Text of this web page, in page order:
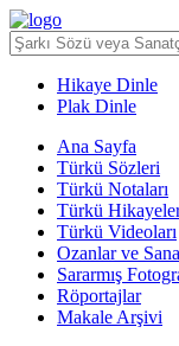
Hikaye Dinle
Plak Dinle
Ana Sayfa
Türkü Sözleri
Türkü Notaları
Türkü
Türkü Videoları
Ozanlar ve
Sararmış
Röportajlar
Makale Arşivi